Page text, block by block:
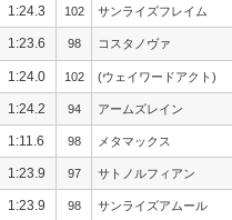
1:24.3 102 サンライズフレイム
1:23.6 98 コスタノヴァ
1:24.0 102 (ウェイワードアクト)
1:24.2 94 アームズレイン
1:11.6 98 メタマックス
1:23.9 97 サトノルフィアン
1:23.9 98 サンライズアムール